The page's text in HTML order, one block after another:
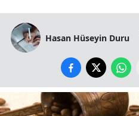
Hasan Hüseyin Duru